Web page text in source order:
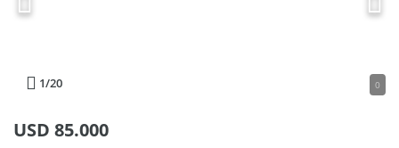
1/20 0
USD 85.000